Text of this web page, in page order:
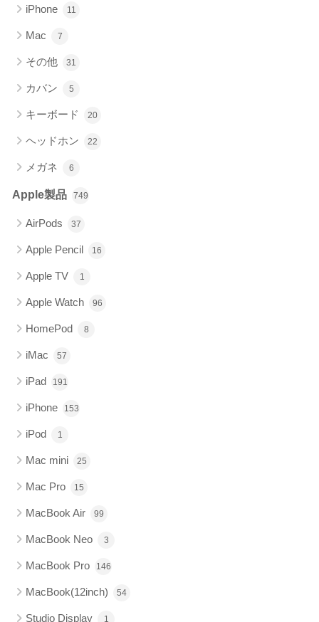
iPhone 11
Mac 7
その他 31
カバン 5
キーボード 20
ヘッドホン 22
メガネ 6
Apple製品 749
AirPods 37
Apple Pencil 16
Apple TV 1
Apple Watch 96
HomePod 8
iMac 57
iPad 191
iPhone 153
iPod 1
Mac mini 25
Mac Pro 15
MacBook Air 99
MacBook Neo 3
MacBook Pro 146
MacBook(12inch) 54
Studio Display 1